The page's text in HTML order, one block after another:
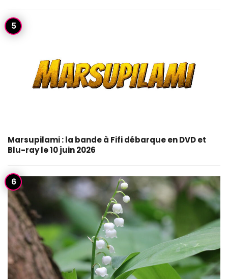
Marsupilami : la bande à Fifi débarque en DVD et
Blu-ray le 10 juin 2026